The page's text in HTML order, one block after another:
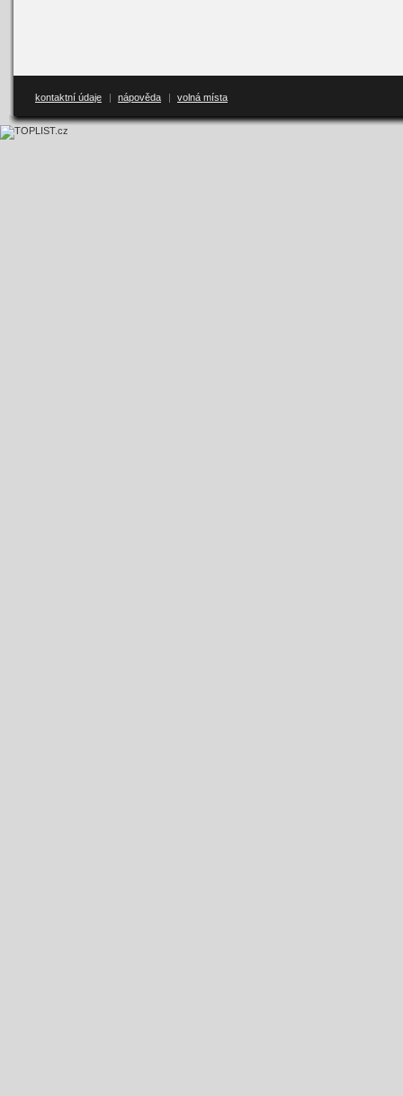
kontaktní údaje | nápověda | volná místa